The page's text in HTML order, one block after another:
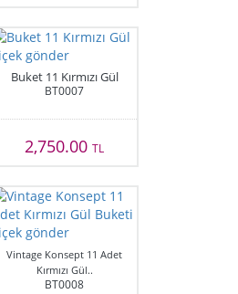
Buket 11 Kırmızı Gül
BT0007
2,750.00TL
Vintage Konsept 11 Adet
Kırmızı Gül..
BT0008